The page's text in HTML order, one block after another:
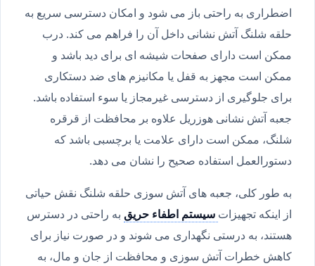
اضطراری به راحتی باز می شود و امکان دسترسی سریع به
حلقه شلنگ آتش نشانی داخل آن را فراهم می کند. درب
ممکن است دارای صفحات شیشه ای برای دید باشد و
ممکن است مجهز به قفل یا مکانیزم های ضد دستکاری
برای جلوگیری از دسترسی غیرمجاز یا سوء استفاده باشد.
جعبه آتش نشانی هوزریل علاوه بر محافظت از قرقره
شلنگ، ممکن است دارای علامت یا برچسبی باشد که
دستورالعمل استفاده صحیح را نشان می دهد.
به طور کلی، جعبه های آتش سوزی حلقه شلنگ نقش حیاتی
از اینکه تجهیزاتسیستم اطفاء حریقبه راحتی در دسترس
هستند، به درستی نگهداری می شوند و در صورت نیاز برای
کاهش خطرات آتش سوزی و محافظت از جان و مال، به